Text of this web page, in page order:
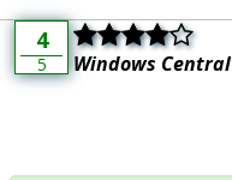
4
5 Windows Central